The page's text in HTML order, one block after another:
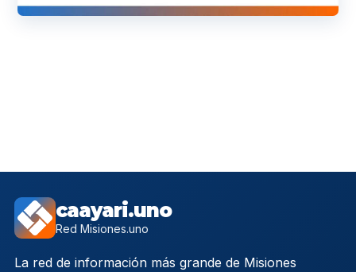
caayari.uno
Red Misiones.uno
La red de información más grande de Misiones